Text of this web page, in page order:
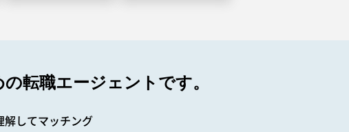
転職エージェントです。
解してマッチング